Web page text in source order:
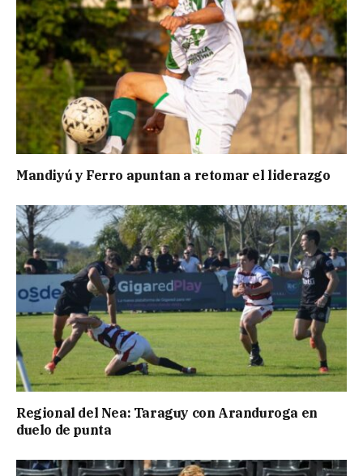
Mandiyú y Ferro apuntan a retomar el liderazgo
Regional del Nea: Taraguy con Aranduroga en
duelo de punta